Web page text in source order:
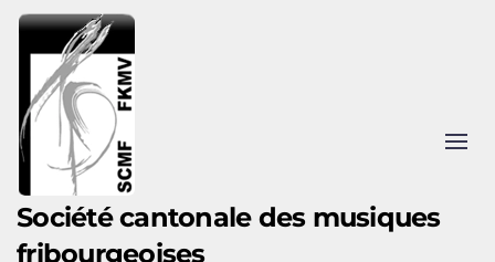
Accéder au contenu principal
Société cantonale des musiques
fribourgeoises